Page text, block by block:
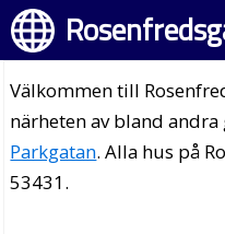
Välkommen till
närheten av bland andra
Parkgatan. Alla hus på
53431.